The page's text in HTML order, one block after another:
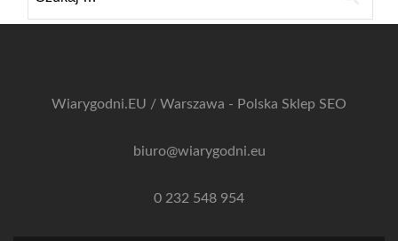
Wiarygodni.EU / Warszawa - Polska Sklep SEO
biuro@wiarygodni.eu
0 232 548 954